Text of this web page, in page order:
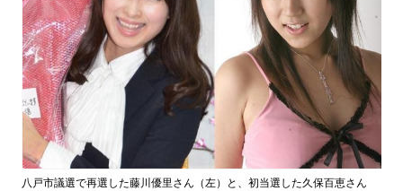
八戸市議選で再選した藤川優里さん（左）と、初当選した久保百恵さん